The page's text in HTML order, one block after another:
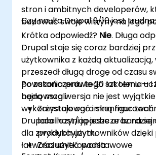
stron i ambitnych developerów,
budować swoje witryny na jego
Czy nauka Drupal 9/10 jest trudna:
Krótka odpowiedź? Nie. Długa
Drupal staje się coraz bardziej
użytkownika z każdą aktualizacją,
przeszedł długą drogę od czasu
powstania prawie 20 lat temu — i
najnowsza wersja nie jest
wykorzystuje ogromną moc
Drupala i czyni ją jeszcze
dla zwykłych użytkowników
łatwości użytkowania.
Po zakończeniu tego szkolenia
będą mogli:
Zainstalować i
localhost/apache oraz na
produkcyjnym.
Zrozumieć podstawowe